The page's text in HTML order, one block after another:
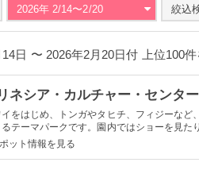
2026年 2/14〜2/20 絞込
日 〜 2026年2月20日付 上位100
ネシア・カルチャー・センター
をはじめ、トンガやタヒチ、フィジーな
テーマパークです。園内ではショーを見た
ット情報を見る